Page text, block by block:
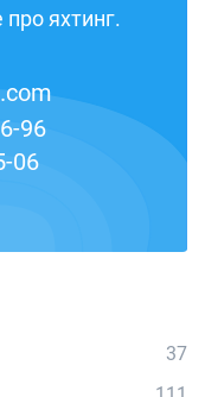
яхтинг.
96
06
37